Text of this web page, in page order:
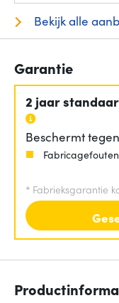
Bekijk alle
Garantie
2 jaar
Beschermt
Fabricagefouten
* Fabrieksgarantie